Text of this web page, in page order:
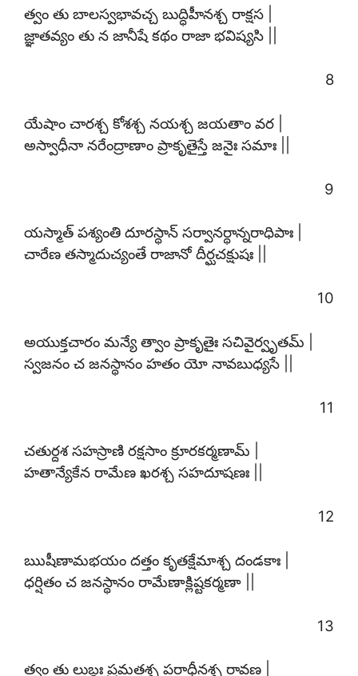
త్వం తు బాలస్వభావచ్చ బుద్ధిహీనశ్చ రాక్షస |
జ్ఞాతవ్యం తు న జానీషే కథం రాజా భవిష్యసి ||
8
యేషాం చారశ్చ కోశశ్చ నయశ్చ జయతాం వర |
అస్వాధీనా నరేంద్రాణాం ప్రాకృతైస్తే జనైః సమాః ||
9
యస్మాత్ పశ్యంతి దూరస్థాన్ సర్వానర్థాన్నరాధిపాః |
చారేణ తస్మాదుచ్యంతే రాజానో దీర్ఘచక్షుషః ||
10
అయుక్తచారం మన్యే త్వాం ప్రాకృతైః సచివైర్వృతమ్ |
స్వజనం చ జనస్థానం హతం యో నావబుధ్యసే ||
11
చతుర్దశ సహస్రాణి రక్షసాం క్రూరకర్మణామ్ |
హతాన్యేకేన రామేణ ఖరశ్చ సహదూషణః ||
12
ఋషీణామభయం దత్తం కృతక్షేమాశ్చ దండకాః |
ధర్షితం చ జనస్థానం రామేణాక్లిష్టకర్మణా ||
13
త్వం తు లుబ్ధః ప్రమత్తశ్చ పరాధీనశ్చ రావణ |